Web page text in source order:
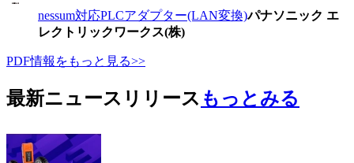
nessum対応PLCアダプター(LAN変換)パナソニック エ
レクトリックワークス(株)
PDF情報をもっと見る>>
最新ニュースリリース もっとみる